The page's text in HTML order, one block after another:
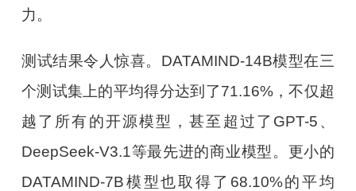
力。
测试结果令人惊喜。DATAMIND-14B模型在三
个测试集上的平均得分达到了71.16%，不仅超
越了所有的开源模型，甚至超过了GPT-5、
DeepSeek-V3.1等最先进的商业模型。更小的
DATAMIND-7B模型也取得了68.10%的平均